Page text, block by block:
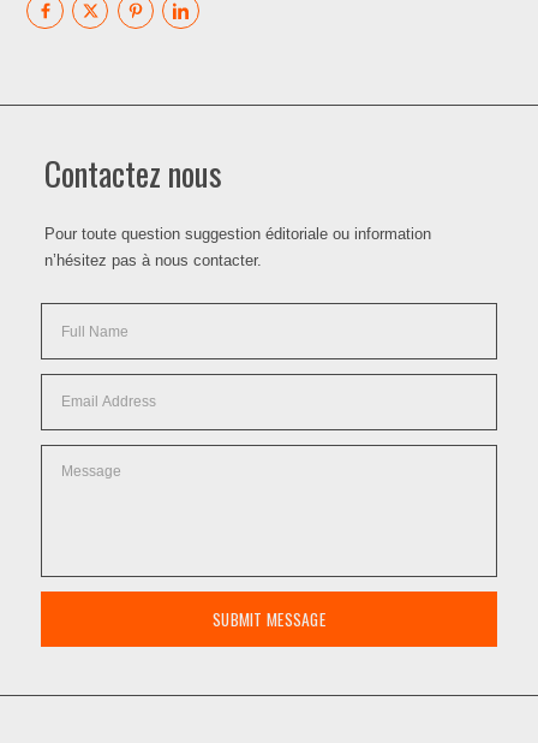
Contactez nous
Pour toute question suggestion éditoriale ou information
n’hésitez pas à nous contacter.
SUBMIT MESSAGE